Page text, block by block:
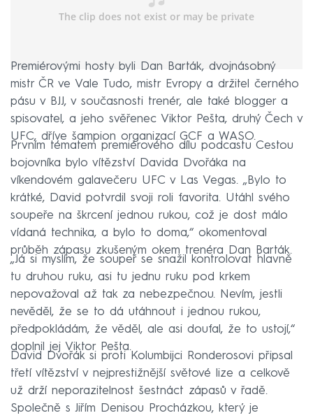
Premiérovými hosty byli Dan Barták, dvojnásobný
mistr ČR ve Vale Tudo, mistr Evropy a držitel černého
pásu v BJJ, v současnosti trenér, ale také blogger a
spisovatel, a jeho svěřenec Viktor Pešta, druhý Čech v
UFC, dříve šampion organizací GCF a WASO.
Prvním tématem premiérového dílu podcastu Cestou
bojovníka bylo vítězství Davida Dvořáka na
víkendovém galavečeru UFC v Las Vegas. „Bylo to
krátké, David potvrdil svoji roli favorita. Utáhl svého
soupeře na škrcení jednou rukou, což je dost málo
vídaná technika, a bylo to doma,“ okomentoval
průběh zápasu zkušeným okem trenéra Dan Barták.
„Já si myslím, že soupeř se snažil kontrolovat hlavně
tu druhou ruku, asi tu jednu ruku pod krkem
nepovažoval až tak za nebezpečnou. Nevím, jestli
nevěděl, že se to dá utáhnout i jednou rukou,
předpokládám, že věděl, ale asi doufal, že to ustojí,“
doplnil jej Viktor Pešta.
David Dvořák si proti Kolumbijci Ronderosovi připsal
třetí vítězství v nejprestižnější světové lize a celkově
už drží neporazitelnost šestnáct zápasů v řadě.
Společně s Jiřím Denisou Procházkou, který je